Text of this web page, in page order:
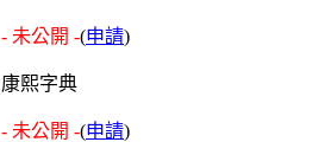
- 未公開 -(申請)
康熙字典
- 未公開 -(申請)